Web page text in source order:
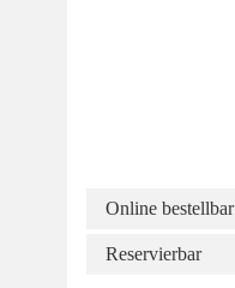
Online bestellbar
Reservierbar